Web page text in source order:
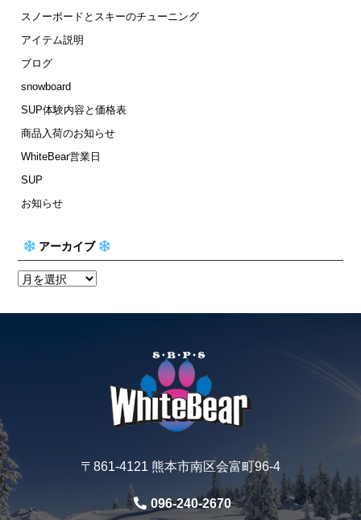
スノーボードとスキーのチューニング
アイテム説明
ブログ
snowboard
SUP体験内容と価格表
商品入荷のお知らせ
WhiteBear営業日
SUP
お知らせ
アーカイブ
〒861-4121 熊本市南区会富町96-4
096-240-2670